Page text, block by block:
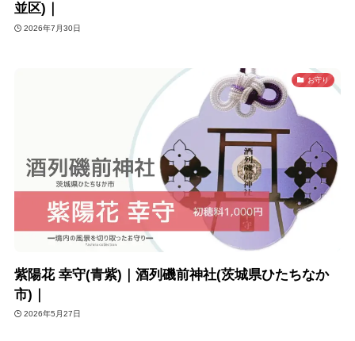
並区)｜
2026年7月30日
お守り
紫陽花 幸守(青紫)｜酒列磯前神社(茨城県ひたちなか
市)｜
2026年5月27日